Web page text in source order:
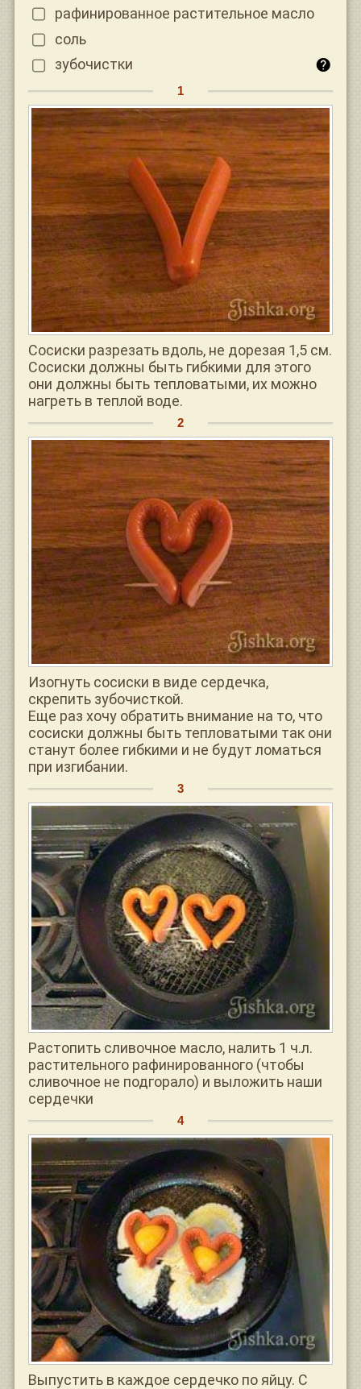
рафинированное растительное масло
соль
зубочистки
Сосиски разрезать вдоль, не дорезая 1,5 см.
Сосиски должны быть гибкими для этого
они должны быть тепловатыми, их можно
нагреть в теплой воде.
Изогнуть сосиски в виде сердечка,
скрепить зубочисткой.
Еще раз хочу обратить внимание на то, что
сосиски должны быть тепловатыми так они
станут более гибкими и не будут ломаться
при изгибании.
Растопить сливочное масло, налить 1 ч.л.
растительного рафинированного (чтобы
сливочное не подгорало) и выложить наши
сердечки
Выпустить в каждое сердечко по яйцу. С